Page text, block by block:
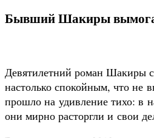
Бывший Шакиры
Девятилетний роман Шакиры
настолько спокойным, что не
прошло на удивление тихо: в
они мирно расторгли и свои